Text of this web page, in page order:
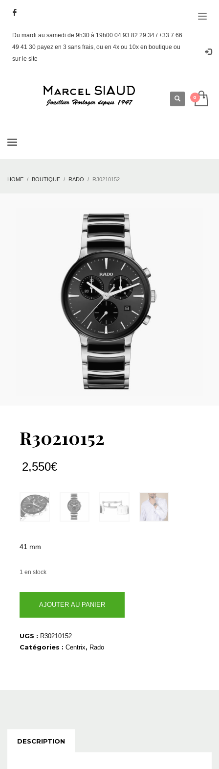
Du mardi au samedi de 9h30 à 19h00 04 93 82 29 34 / +33 7 66
49 41 30 payez en 3 sans frais, ou en 4x ou 10x en boutique ou
sur le site
HOME BOUTIQUE RADO R30210152
R30210152
2,550€
41 mm
1 en stock
R30210152
AJOUTER AU PANIER
UGS : R30210152
Catégories : Centrix, Rado
DESCRIPTION